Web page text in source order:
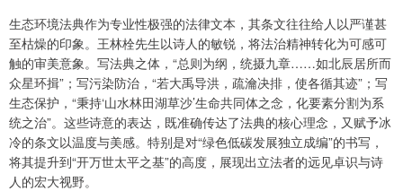
生态环境法典作为专业性极强的法律文本，其条文往往给人以严谨甚
至枯燥的印象。王林栓先生以诗人的敏锐，将法治精神转化为可感可
触的审美意象。写法典之体，“总则为纲，统摄九章……如北辰居所而
众星环揖”；写污染防治，“若大禹导洪，疏瀹决排，使各循其迹”；写
生态保护，“秉持‘山水林田湖草沙’生命共同体之念，化要素分割为系
统之治”。这些诗意的表达，既准确传达了法典的核心理念，又赋予冰
冷的条文以温度与美感。特别是对“绿色低碳发展独立成编”的书写，
将其提升到“开万世太平之基”的高度，展现出立法者的远见卓识与诗
人的宏大视野。